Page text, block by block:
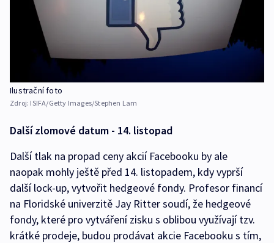
Ilustrační foto
Zdroj: ISIFA/Getty Images/Stephen Lam
Další zlomové datum - 14. listopad
Další tlak na propad ceny akcií Facebooku by ale
naopak mohly ještě před 14. listopadem, kdy vyprší
další lock-up, vytvořit hedgeové fondy. Profesor financí
na Floridské univerzitě Jay Ritter soudí, že hedgeové
fondy, které pro vytváření zisku s oblibou využívají tzv.
krátké prodeje, budou prodávat akcie Facebooku s tím,